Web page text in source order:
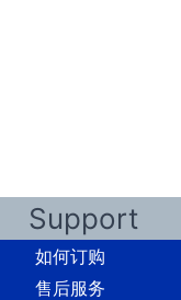
Support
如何订购
售后服务